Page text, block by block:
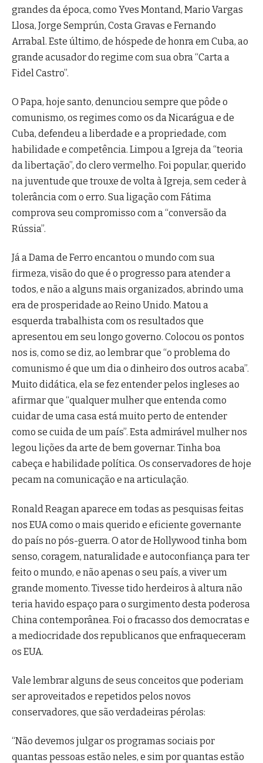
grandes da época, como Yves Montand, Mario Vargas
Llosa, Jorge Semprún, Costa Gravas e Fernando
Arrabal. Este último, de hóspede de honra em Cuba, ao
grande acusador do regime com sua obra “Carta a
Fidel Castro”.
O Papa, hoje santo, denunciou sempre que pôde o
comunismo, os regimes como os da Nicarágua e de
Cuba, defendeu a liberdade e a propriedade, com
habilidade e competência. Limpou a Igreja da “teoria
da libertação”, do clero vermelho. Foi popular, querido
na juventude que trouxe de volta à Igreja, sem ceder à
tolerância com o erro. Sua ligação com Fátima
comprova seu compromisso com a “conversão da
Rússia”.
Já a Dama de Ferro encantou o mundo com sua
firmeza, visão do que é o progresso para atender a
todos, e não a alguns mais organizados, abrindo uma
era de prosperidade ao Reino Unido. Matou a
esquerda trabalhista com os resultados que
apresentou em seu longo governo. Colocou os pontos
nos is, como se diz, ao lembrar que “o problema do
comunismo é que um dia o dinheiro dos outros acaba”.
Muito didática, ela se fez entender pelos ingleses ao
afirmar que “qualquer mulher que entenda como
cuidar de uma casa está muito perto de entender
como se cuida de um país”. Esta admirável mulher nos
legou lições da arte de bem governar. Tinha boa
cabeça e habilidade política. Os conservadores de hoje
pecam na comunicação e na articulação.
Ronald Reagan aparece em todas as pesquisas feitas
nos EUA como o mais querido e eficiente governante
do país no pós-guerra. O ator de Hollywood tinha bom
senso, coragem, naturalidade e autoconfiança para ter
feito o mundo, e não apenas o seu país, a viver um
grande momento. Tivesse tido herdeiros à altura não
teria havido espaço para o surgimento desta poderosa
China contemporânea. Foi o fracasso dos democratas e
a mediocridade dos republicanos que enfraqueceram
os EUA.
Vale lembrar alguns de seus conceitos que poderiam
ser aproveitados e repetidos pelos novos
conservadores, que são verdadeiras pérolas:
“Não devemos julgar os programas sociais por
quantas pessoas estão neles, e sim por quantas estão